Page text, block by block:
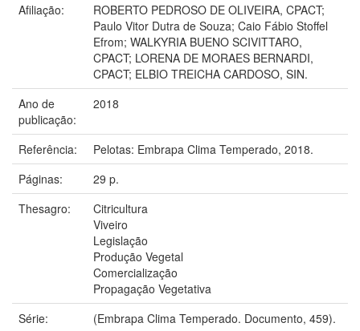
Afiliação:
ROBERTO PEDROSO DE OLIVEIRA, CPACT;
Paulo Vitor Dutra de Souza; Caio Fábio Stoffel
Efrom; WALKYRIA BUENO SCIVITTARO,
CPACT; LORENA DE MORAES BERNARDI,
CPACT; ELBIO TREICHA CARDOSO, SIN.
Ano de
publicação:
2018
Referência:
Pelotas: Embrapa Clima Temperado, 2018.
Páginas:
29 p.
Thesagro:
Citricultura
Viveiro
Legislação
Produção Vegetal
Comercialização
Propagação Vegetativa
Série:
(Embrapa Clima Temperado. Documento, 459).